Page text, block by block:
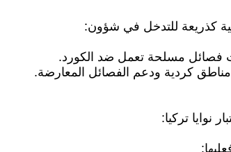
كذريعة للتدخل في شؤون:
فصائل مسلحة تعمل ضد الكورد.
كردية ودعم الفصائل المعارضة.
نوايا تركيا: